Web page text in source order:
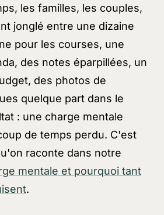
les familles, les couples,
jonglé entre une dizaine
pour les courses, une
des notes éparpillées, un
des photos de
quelque part dans le
: une charge mentale
de temps perdu. C'est
raconte dans notre
mentale et pourquoi tant
.